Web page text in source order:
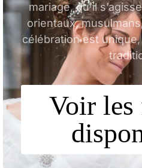
mariage, qu’il
orientaux,
célébration est unique,
Voir